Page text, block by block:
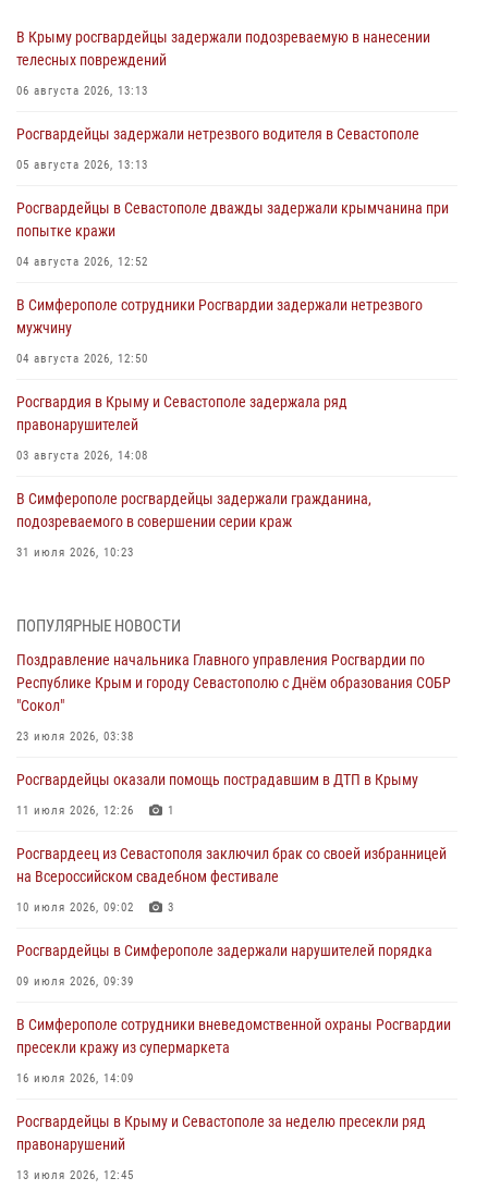
В Крыму росгвардейцы задержали подозреваемую в нанесении
телесных повреждений
06 августа 2026, 13:13
Росгвардейцы задержали нетрезвого водителя в Севастополе
05 августа 2026, 13:13
Росгвардейцы в Севастополе дважды задержали крымчанина при
попытке кражи
04 августа 2026, 12:52
В Симферополе сотрудники Росгвардии задержали нетрезвого
мужчину
04 августа 2026, 12:50
Росгвардия в Крыму и Севастополе задержала ряд
правонарушителей
03 августа 2026, 14:08
В Симферополе росгвардейцы задержали гражданина,
подозреваемого в совершении серии краж
31 июля 2026, 10:23
объекте в Севастополе
Росгвардейцы Севастополя пресекли противоправные действия на
охраняемом объекте
29 июля 2026, 12:34
Росгвардейцы Крыма и Севастополя отметили День Крещения Руси
28 июля 2026, 14:18
В Симферополе сотрудники Росгвардии задержали подозреваемого
в краже из гипермаркета
24 июля 2026, 12:21
ПОПУЛЯРНЫЕ НОВОСТИ
Поздравление начальника Главного управления Росгвардии по
Республике Крым и городу Севастополю с Днём образования СОБР
"Сокол"
23 июля 2026, 03:38
Росгвардейцы оказали помощь пострадавшим в ДТП в Крыму
11 июля 2026, 12:26 1
Росгвардеец из Севастополя заключил брак со своей избранницей
на Всероссийском свадебном фестивале
10 июля 2026, 09:02 3
Росгвардейцы в Симферополе задержали нарушителей порядка
09 июля 2026, 09:39
В Симферополе сотрудники вневедомственной охраны Росгвардии
пресекли кражу из супермаркета
16 июля 2026, 14:09
Росгвардейцы в Крыму и Севастополе за неделю пресекли ряд
правонарушений
13 июля 2026, 12:45